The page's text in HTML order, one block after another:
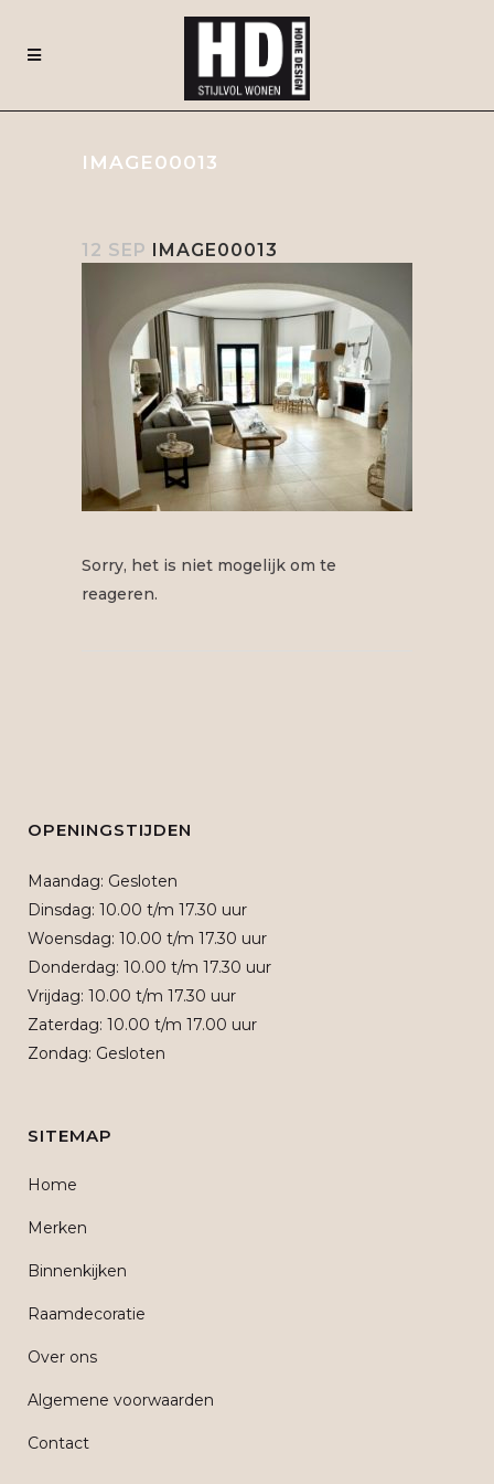
IMAGE00013
12 SEP IMAGE00013
Sorry, het is niet mogelijk om te
reageren.
OPENINGSTIJDEN
Maandag: Gesloten
Dinsdag: 10.00 t/m 17.30 uur
Woensdag: 10.00 t/m 17.30 uur
Donderdag: 10.00 t/m 17.30 uur
Vrijdag: 10.00 t/m 17.30 uur
Zaterdag: 10.00 t/m 17.00 uur
Zondag: Gesloten
SITEMAP
Home
Merken
Binnenkijken
Raamdecoratie
Over ons
Algemene voorwaarden
Contact